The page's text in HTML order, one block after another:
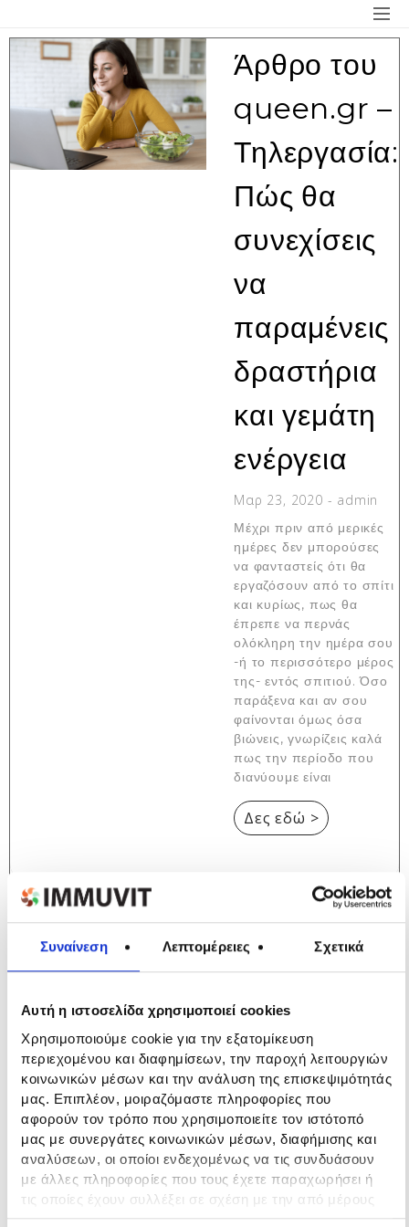
Συναίνεση Λεπτομέρειες Σχετικά
Αυτή η ιστοσελίδα χρησιμοποιεί cookies
Χρησιμοποιούμε cookie για την εξατομίκευση
περιεχομένου και διαφημίσεων, την παροχή λειτουργιών
κοινωνικών μέσων και την ανάλυση της επισκεψιμότητάς
μας. Επιπλέον, μοιραζόμαστε πληροφορίες που
αφορούν τον τρόπο που χρησιμοποιείτε τον ιστότοπό
μας με συνεργάτες κοινωνικών μέσων, διαφήμισης και
αναλύσεων, οι οποίοι ενδεχομένως να τις συνδυάσουν
με άλλες πληροφορίες που τους έχετε παραχωρήσει ή
τις οποίες έχουν συλλέξει σε σχέση με την από μέρους
σας χρήση των υπηρεσιών τους.
Άρθρο του
queen.gr –
Τηλεργασία:
Πώς θα
συνεχίσεις
να
παραμένεις
δραστήρια
και γεμάτη
ενέργεια
Μαρ 23, 2020 - admin
Μέχρι πριν από μερικές
ημέρες δεν μπορούσες
να φανταστείς ότι θα
εργαζόσουν από το σπίτι
και κυρίως, πως θα
έπρεπε να περνάς
ολόκληρη την ημέρα σου
-ή το περισσότερο μέρος
της- εντός σπιτιού. Όσο
παράξενα και αν σου
φαίνονται όμως όσα
βιώνεις, γνωρίζεις καλά
πως την περίοδο που
διανύουμε είναι
Δες εδώ >
Άρθρο του
– Πώς θα
κάνετε τον
οργανισμό
σας πιο
δυνατό με